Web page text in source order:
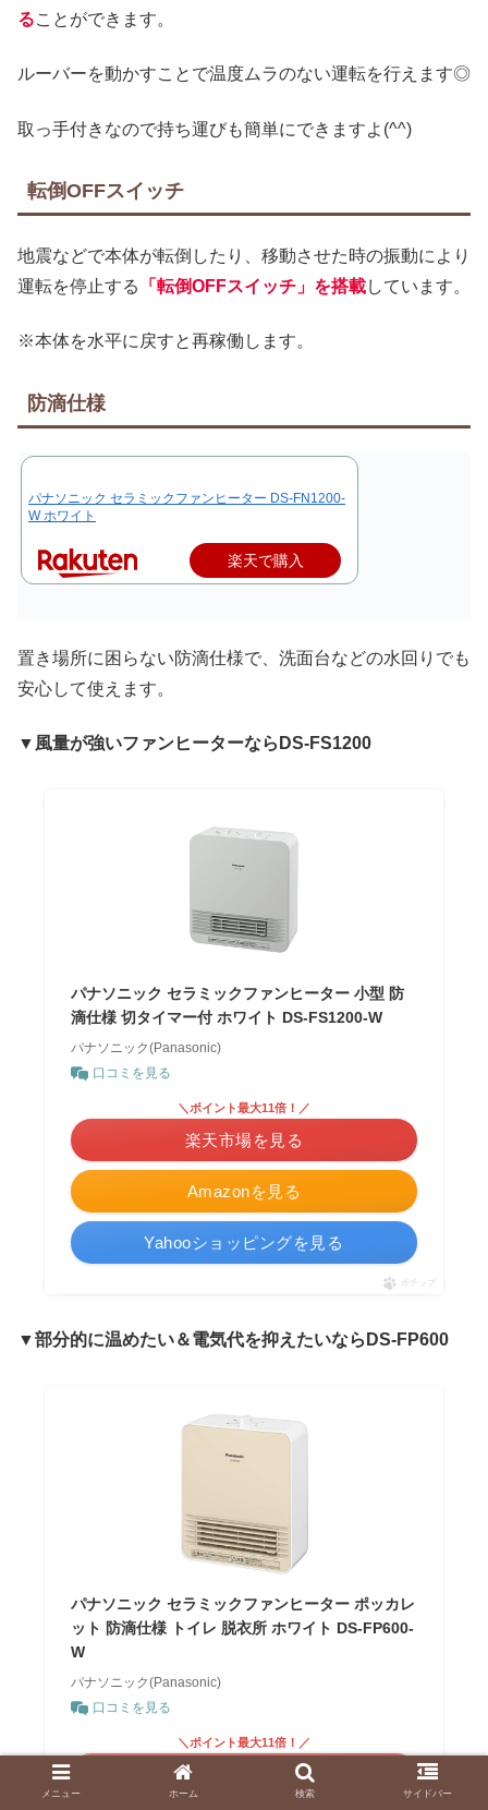
ることができます。
ルーバーを動かすことで温度ムラのない運転を行えます◎
取っ手付きなので持ち運びも簡単にできますよ(^^)
転倒OFFスイッチ
地震などで本体が転倒したり、移動させた時の振動により
運転を停止する
「転倒OFFスイッチ」を搭載しています。
※本体を水平に戻すと再稼働します。
防滴仕様
パナソニック セラミックファンヒーター DS-FN1200-
W ホワイト
楽天で購入
置き場所に困らない防滴仕様で、洗面台などの水回りでも
安心して使えます。
▼風量が強いファンヒーターならDS-FS1200
パナソニック セラミックファンヒーター 小型 防
滴仕様 切タイマー付 ホワイト DS-FS1200-W
パナソニック(Panasonic)
口コミを見る
Amazonを見る
＼ポイント最大11倍！／
楽天市場を見る
Yahooショッピングを見る
ポチップ
▼部分的に温めたい＆電気代を抑えたいならDS-FP600
パナソニック セラミックファンヒーター ポッカレ
ット 防滴仕様 トイレ 脱衣所 ホワイト DS-FP600-
W
パナソニック(Panasonic)
口コミを見る
＼ポイント最大11倍！／
楽天市場を見る
メニュー ホーム 検索 サイドバー